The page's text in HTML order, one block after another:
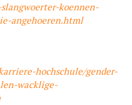
koennen-
angehoeren.html
hochschule/gender-
wacklige-